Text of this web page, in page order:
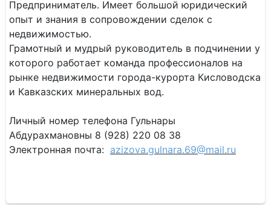
Предприниматель. Имеет большой юридический
опыт и знания в сопровождении сделок с
недвижимостью.
Грамотный и мудрый руководитель в подчинении у
которого работает команда профессионалов на
рынке недвижимости города-курорта Кисловодска
и Кавказских минеральных вод.
Личный номер телефона Гульнары
Абдурахмановны 8 (928) 220 08 38
Электронная почта: azizova.gulnara.69@mail.ru